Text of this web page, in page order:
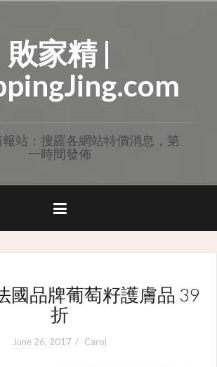
敗家精 |
站：搜羅各網站特價消息，第
一時間發佈
國品牌葡萄籽護膚品 39
折
June 26, 2017 Carol